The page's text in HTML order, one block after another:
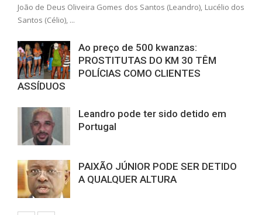
João de Deus Oliveira Gomes dos Santos (Leandro), Lucélio dos
Santos (Célio), ...
Ao preço de 500 kwanzas:
PROSTITUTAS DO KM 30 TÊM
POLÍCIAS COMO CLIENTES
ASSÍDUOS
Leandro pode ter sido detido em
Portugal
PAIXÃO JÚNIOR PODE SER DETIDO
A QUALQUER ALTURA